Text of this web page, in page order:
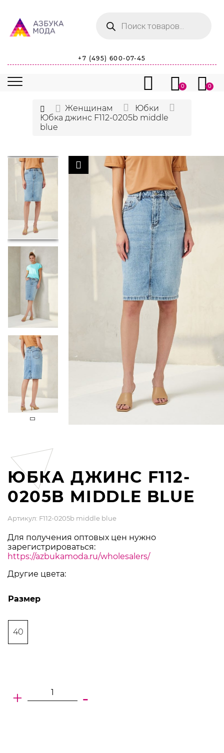
товаров
+7 (495) 600-07-45
0 0
Женщинам
Юбки
Юбка джинс F112-0205b middle
blue
ЮБКА ДЖИНС F112-
0205B MIDDLE BLUE
Артикул: F112-0205b middle blue
Для получения оптовых цен нужно
зарегистрироваться:
https://azbukamoda.ru/wholesalers/
Другие цвета:
Размер
40
+ -